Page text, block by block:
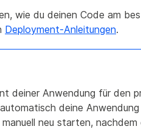
wie du deinen Code am
Deployment-Anleitungen.
deiner Anwendung für den
automatisch deine
neu starten,